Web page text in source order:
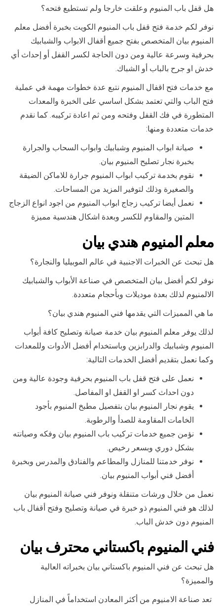
هل قفل باب المنيوم وعلقت خارجا ولم تستطيع فتحه؟
نوفر لكم خدمة فتح قفل باب المنيوم الكويت بخبرة أفضل معلم
المنيوم بيان المتخصص بفتح جميع أقفال الابواب والشبابيك
بحرفية وسرعة عالية ومن دون الحاجة لكسر القفل أو إحداث أي
خدش او جرح بالباب أو الشباك.
مع خدمات فتح اقفال المنيوم نتبع عدة خطوات مهمة في عملية
فتح الباب والتي تعتمد بشكل اساسي على الخبرة والمعدات
المتطورة في فك القفل وفتحه ومن ثم اعادة تركيبه. كما نقدم
خدمات متعددة ومنها:
صيانة ابواب المنيوم وشبابيك وابواب السحاب والجرارة
بخبرة نجار تصليح المنيوم بيان.
نقوم بخدمة تركيب ابواب المنيوم جرارة للاماكن الضيقة
والصغيرة وذلك لتوفير المزيد من المساحات.
نعمل أيضا تركيب زجاج ابواب المنيوم من اجود انواع الزجاج
المتين والمقاوم للكسر وبعدة اشكال هندسية مميزة
معلم المنيوم هندي بيان
هل تبحث عن الخبرات الاجنبية في عالم الموبيليا والنجارة؟
نوفر لكم أفضل بيان المتخصص في صناعة الأبواب والشبابيك
الالمنيوم لذلك بعدة موديلات وبأحجام متعددة.
ما هي المميزات التي يقدمها فني المنيوم هندي بيان؟
لذلك يوفر معلم المنيوم بيان خدمة صيانة وتصليح كافة أبواب
المنيوم وشبابيك والدرابزين وباستخدام أفضل الأدوات وللمعدات
وكما نعمل بتقديم أفضل الخدمات التالية:
نعمل على فتح قفل باب المنيوم بحرفية وجودة عالية ومن
دون احداث كسر او القفل او المفاصل.
يقوم نجار المنيوم بيان بتفصيل مطبخ المنيوم بأجود
الخامات المقاومة للصدأ والرطوبة.
نؤمن جميع خدمات تركيب باب المنيوم بيان وفكه وصيانته
بشكل دوري وبسعر رخيص.
نوفر خدمتنا للمنازل والمطاعم والفنادق والمدرس وبخبرة
أفضل فني أبواب المنيوم بيان.
نعمل من خلال ورشات متنقلة ونوفر فني صيانة المنيوم بيان
لذلك هو فني المنيوم ذو خبرة في صيانة وتصليح وفتح أقفال باب
المنيوم دون خدش الباب.
فني المنيوم باكستاني محترف بيان
هل تبحث عن فني المنيوم باكستاني بيان بخبراته العالية
والمميزة؟
تعد صناعة الامنيوم من أكثر المعادن استخداماً في المنازل